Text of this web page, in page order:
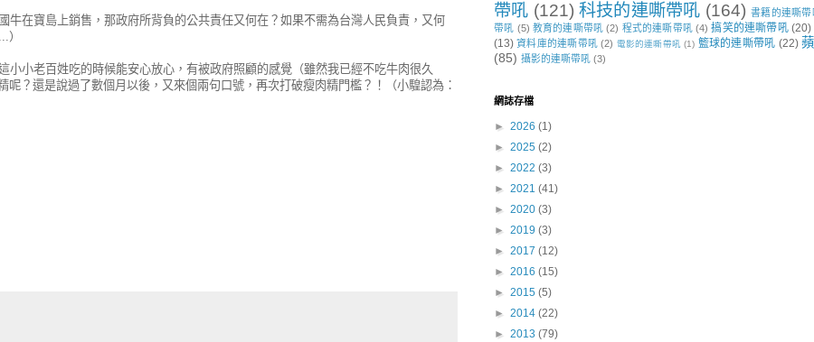
在寶島上銷售，那政府所背負的公共責任又何在？如果不需為台灣人民負責，又何
）
小老百姓吃的時候能安心放心，有被政府照顧的感覺（雖然我已經不吃牛肉很久
？還是說過了數個月以後，又來個兩句口號，再次打破瘦肉精門檻？！（小騜認為：
帶吼 (121) 科技的連嘶帶吼 (164) 書籍的連嘶帶
帶吼 (5) 教育的連嘶帶吼 (2) 程式的連嘶帶吼 (4) 搞笑的連嘶帶吼 (20)
(13) 資料庫的連嘶帶吼 (2) 電影的連嘶帶吼 (1) 籃球的連嘶帶吼 (22)
(85) 攝影的連嘶帶吼 (3)
網誌存檔
► 2026 (1)
► 2025 (2)
► 2022 (3)
► 2021 (41)
► 2020 (3)
► 2019 (3)
► 2017 (12)
► 2016 (15)
► 2015 (5)
► 2014 (22)
► 2013 (79)